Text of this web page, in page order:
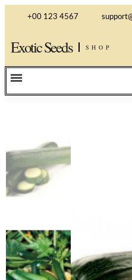
+00 123 4567
Exotic Seeds SHOP